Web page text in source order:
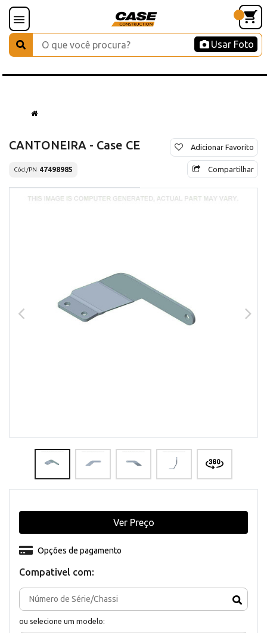
Usar Foto
CANTONEIRA - Case CE
Cód./PN 47498985
Adicionar Favorito
Compartilhar
Compativel com:
ou selecione um modelo:
Opções de pagamento
Ver Preço